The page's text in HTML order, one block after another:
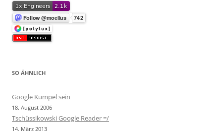
SO ÄHNLICH
Google Kumpel sein
18. August 2006
Tschüssikowski Google Reader =/
14. März 2013